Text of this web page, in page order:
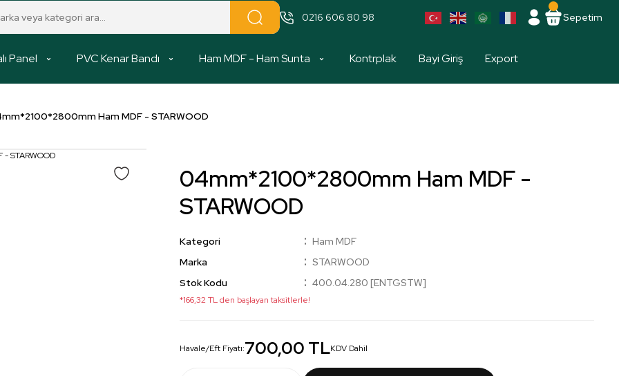
0216 606 80 98 Sepetim
Panel PVC Kenar Bandı Ham MDF - Ham Sunta Kontrplak Bayi Giriş Export
Ham MDF - STARWOOD
04mm*2100*2800mm Ham MDF -
STARWOOD
Kategori
Ham MDF
Marka
STARWOOD
Stok Kodu
400.04.280 [ENTGSTW]
*166,32 TL den başlayan taksitlerle!
Havale/Eft Fiyatı:700,00 TLKDV Dahil